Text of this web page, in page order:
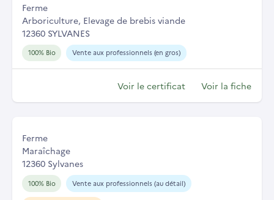
Ferme
Arboriculture, Elevage de brebis viande
12360 SYLVANES
100% Bio Vente aux professionnels (en gros)
Voir le certificat Voir la fiche
Ferme
Maraîchage
12360 Sylvanes
100% Bio Vente aux professionnels (au détail)